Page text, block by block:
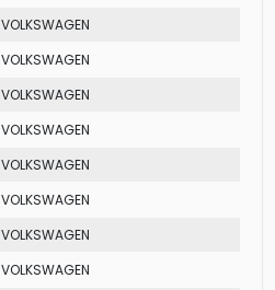
VOLKSWAGEN
VOLKSWAGEN
VOLKSWAGEN
VOLKSWAGEN
VOLKSWAGEN
VOLKSWAGEN
VOLKSWAGEN
VOLKSWAGEN